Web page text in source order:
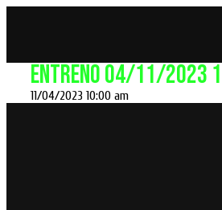
Entreno 04/11/2023
11/04/2023 10:00 am